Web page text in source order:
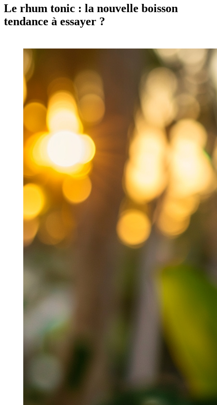
Le rhum tonic : la nouvelle boisson
tendance à essayer ?